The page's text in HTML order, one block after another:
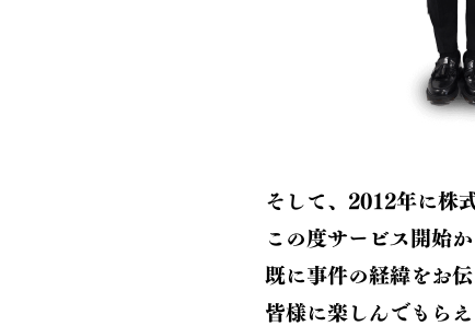
そして、2012年に株
この度サービス開始
既に事件の経緯をお
皆様に楽しんでもら